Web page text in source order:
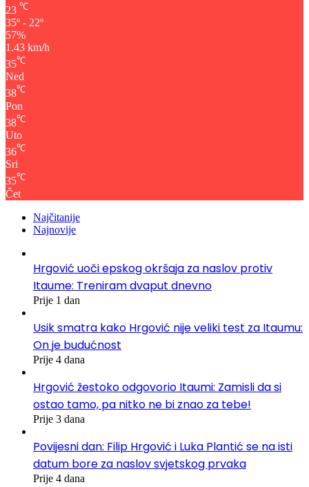
23 ℃
35º - 22º
57%
1.43 km/h
35℃
Ned
38℃
Pon
38℃
Uto
36℃
Sri
35℃
Čet
Najčitanije
Najnovije
Hrgović uoči epskog okršaja za naslov protiv
Itaume: Treniram dvaput dnevno
Prije 1 dan
Usik smatra kako Hrgović nije veliki test za Itaumu:
On je budućnost
Prije 4 dana
Hrgović žestoko odgovorio Itaumi: Zamisli da si
ostao tamo, pa nitko ne bi znao za tebe!
Prije 3 dana
Povijesni dan: Filip Hrgović i Luka Plantić se na isti
datum bore za naslov svjetskog prvaka
Prije 4 dana